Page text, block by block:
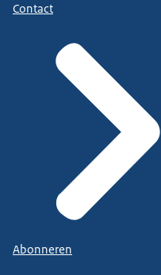
Contact
Abonneren